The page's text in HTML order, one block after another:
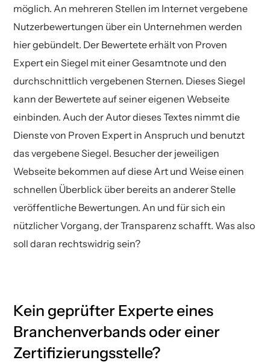
möglich. An mehreren Stellen im Internet vergebene
Nutzerbewertungen über ein Unternehmen werden
hier gebündelt. Der Bewertete erhält von Proven
Expert ein Siegel mit einer Gesamtnote und den
durchschnittlich vergebenen Sternen. Dieses Siegel
kann der Bewertete auf seiner eigenen Webseite
einbinden. Auch der Autor dieses Textes nimmt die
Dienste von Proven Expert in Anspruch und benutzt
das vergebene Siegel. Besucher der jeweiligen
Webseite bekommen auf diese Art und Weise einen
schnellen Überblick über bereits an anderer Stelle
veröffentliche Bewertungen. An und für sich ein
nützlicher Vorgang, der Transparenz schafft. Was also
soll daran rechtswidrig sein?
Kein geprüfter Experte eines
Branchenverbands oder einer
Zertifizierungsstelle?